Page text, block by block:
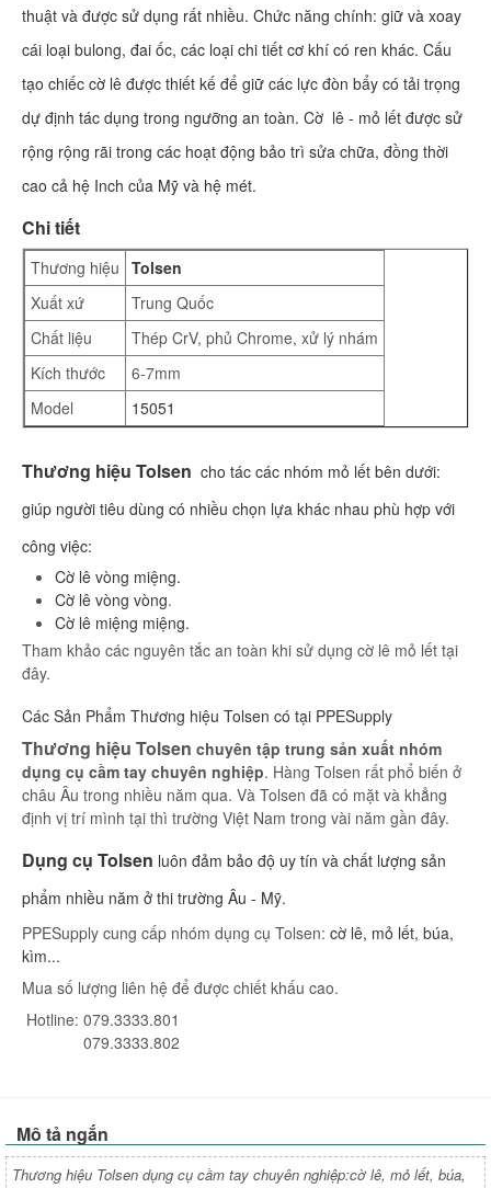
thuật và được sử dụng rất nhiều. Chức năng chính: giữ và xoay
cái loại bulong, đai ốc, các loại chi tiết cơ khí có ren khác. Cấu
tạo chiếc cờ lê được thiết kế để giữ các lực đòn bẩy có tải trọng
dự định tác dụng trong ngưỡng an toàn. Cờ lê - mỏ lết được sử
rộng rộng rãi trong các hoạt động bảo trì sửa chữa, đồng thời
cao cả hệ Inch của Mỹ và hệ mét.
Chi tiết
Thương hiệu Tolsen
Xuất xứ
Trung Quốc
Chất liệu
Thép CrV, phủ Chrome, xử lý nhám
Kích thước
6-7mm
Model
15051
Thương hiệu Tolsen cho tác các nhóm mỏ lết bên dưới:
giúp người tiêu dùng có nhiều chọn lựa khác nhau phù hợp với
công việc:
Cờ lê vòng miệng.
Cờ lê vòng vòng.
Cờ lê miệng miệng.
Tham khảo các nguyên tắc an toàn khi sử dụng cờ lê mỏ lết tại
đây.
Các Sản Phẩm Thương hiệu Tolsen có tại PPESupply
Thương hiệu Tolsen chuyên tập trung sản xuất nhóm
dụng cụ cầm tay chuyên nghiệp. Hàng Tolsen rất phổ biến ở
châu Âu trong nhiều năm qua. Và Tolsen đã có mặt và khẳng
định vị trí mình tại thì trường Việt Nam trong vài năm gần đây.
Dụng cụ Tolsen luôn đảm bảo độ uy tín và chất lượng sản
phẩm nhiều năm ở thi trường Âu - Mỹ.
PPESupply cung cấp nhóm dụng cụ Tolsen: cờ lê, mỏ lết, búa,
kìm...
Mua số lượng liên hệ để được chiết khấu cao.
Hotline: 079.3333.801
079.3333.802
Mô tả ngắn
Thương hiệu Tolsen dụng cụ cầm tay chuyên nghiệp:cờ lê, mỏ lết, búa,